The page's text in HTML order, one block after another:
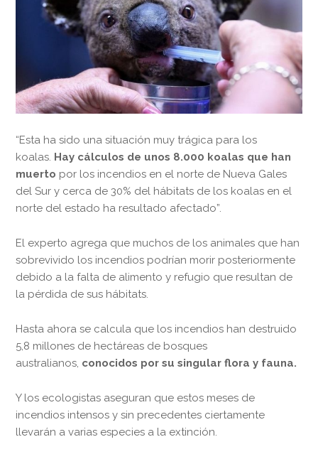
“Esta ha sido una situación muy trágica para los
koalas. Hay cálculos de unos 8.000 koalas que han
muerto por los incendios en el norte de Nueva Gales
del Sur y cerca de 30% del hábitats de los koalas en el
norte del estado ha resultado afectado”.
El experto agrega que muchos de los animales que han
sobrevivido los incendios podrían morir posteriormente
debido a la falta de alimento y refugio que resultan de
la pérdida de sus hábitats.
Hasta ahora se calcula que los incendios han destruido
5,8 millones de hectáreas de bosques
australianos, conocidos por su singular flora y fauna.
Y los ecologistas aseguran que estos meses de
incendios intensos y sin precedentes ciertamente
llevarán a varias especies a la extinción.